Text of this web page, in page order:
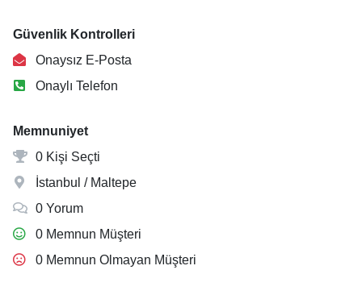
Güvenlik Kontrolleri
Onaysız E-Posta
Onaylı Telefon
Memnuniyet
0 Kişi Seçti
İstanbul / Maltepe
0 Yorum
0 Memnun Müşteri
0 Memnun Olmayan Müşteri